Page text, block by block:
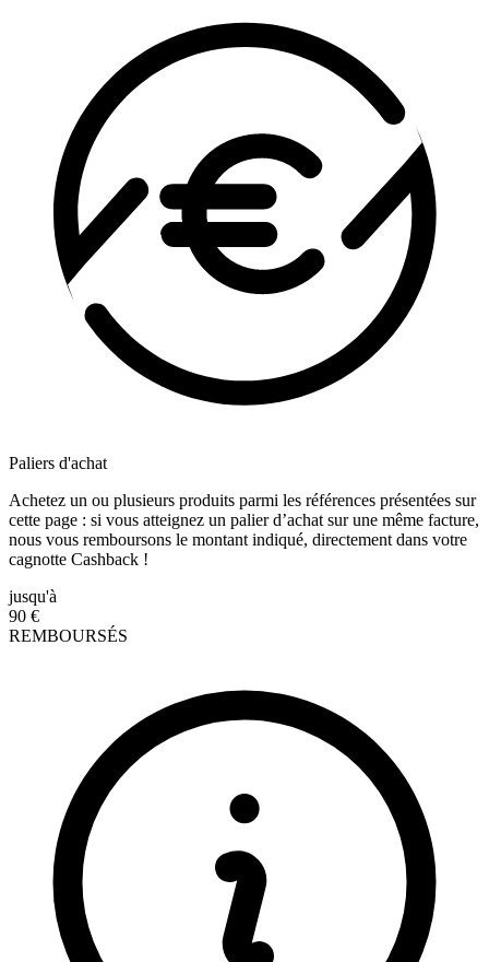
Paliers d'achat
Achetez un ou plusieurs produits parmi les références présentées sur
cette page : si vous atteignez un palier d’achat sur une même facture,
nous vous remboursons le montant indiqué, directement dans votre
cagnotte Cashback !
jusqu'à
90 €
REMBOURSÉS